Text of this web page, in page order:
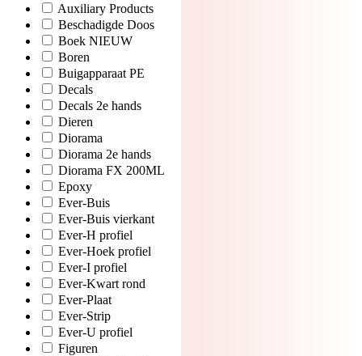
Auxiliary Products
Beschadigde Doos
Boek NIEUW
Boren
Buigapparaat PE
Decals
Decals 2e hands
Dieren
Diorama
Diorama 2e hands
Diorama FX 200ML
Epoxy
Ever-Buis
Ever-Buis vierkant
Ever-H profiel
Ever-Hoek profiel
Ever-I profiel
Ever-Kwart rond
Ever-Plaat
Ever-Strip
Ever-U profiel
Figuren